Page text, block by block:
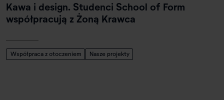
Kawa i design. Studenci School of Form
współpracują z Żoną Krawca
Współpraca z otoczeniem Nasze projekty